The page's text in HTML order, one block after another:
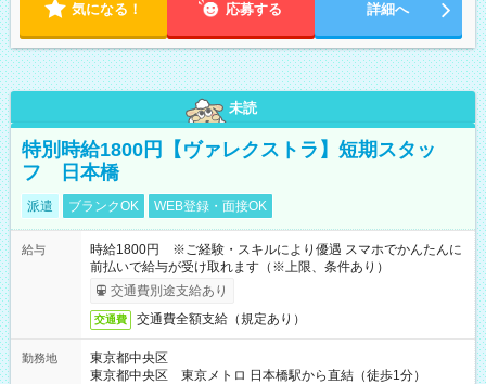
気になる！ 応募する 詳細へ
未読
特別時給1800円【ヴァレクストラ】短期スタッ
フ 日本橋
派遣 ブランクOK WEB登録・面接OK
給与
時給1800円 ※ご経験・スキルにより優遇 スマホでかんたんに
前払いで給与が受け取れます（※上限、条件あり）
交通費別途支給あり
交通費 交通費全額支給（規定あり）
勤務地
東京都中央区
東京都中央区 東京メトロ 日本橋駅から直結（徒歩1分）